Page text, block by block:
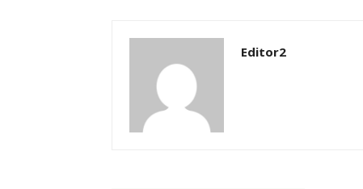
Editor2